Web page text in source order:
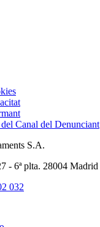
Canal del Denunciant
S.A.
- 6ª plta. 28004 Madrid
032